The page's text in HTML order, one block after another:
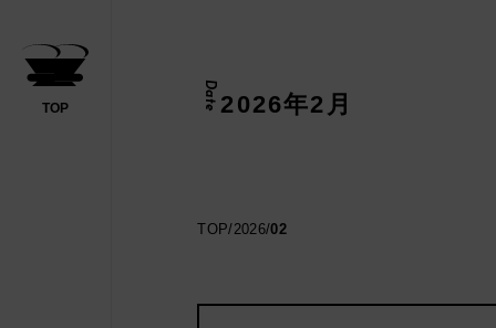
TOP Date2026年2月
TOP/2026/02